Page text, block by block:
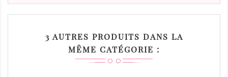
3 AUTRES PRODUITS DANS LA
MÊME CATÉGORIE :